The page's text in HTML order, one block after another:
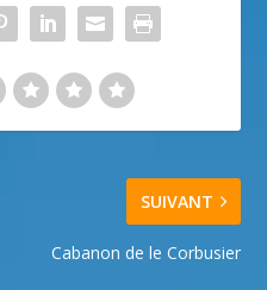
SUIVANT
Cabanon de le Corbusier